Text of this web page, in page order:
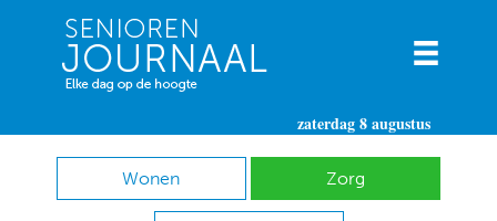
zaterdag 8 augustus
Wonen Zorg